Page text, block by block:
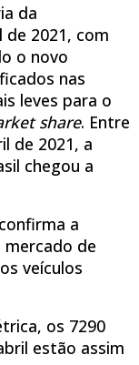
da
2021, com
o novo
nas
leves para o
share. Entre
de 2021, a
chegou a
a
de
veículos
os 7290
estão assim